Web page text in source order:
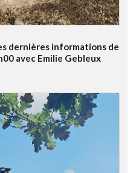
dernières informations de
avec Emilie Gebleux